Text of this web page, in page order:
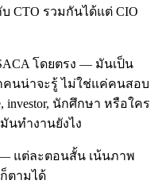
บ CTO รวมกันได้แต่ CIO
โดยตรง — มันเป็น
นน่าจะรู้ ไม่ใช่แค่คนสอบ
investor, นักศึกษา หรือใคร
นทำงานยังไง
แต่ละตอนสั้น เน้นภาพ
ตามได้